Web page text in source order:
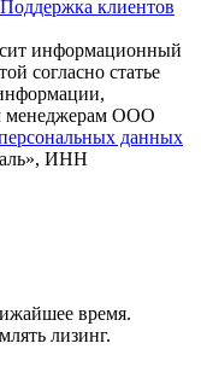
Поддержка клиентов
информационный
согласно статье
менеджерам ООО
данных
ИНН
время.
лизинг.